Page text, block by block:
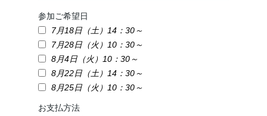
参加ご希望日
7月18日（土）14：30～
7月28日（火）10：30～
8月4日（火）10：30～
8月22日（土）14：30～
8月25日（火）10：30～
お支払方法